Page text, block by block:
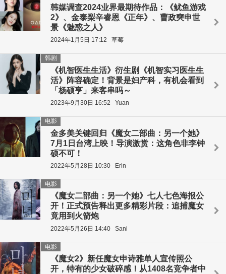
韩媒调查2024业界最期待作品：《鱿鱼游戏
2》、金泰梨辛睿恩《正年》、曹政奭申世
景《魅惑之人》
2024年1月5日 17:12 草莓
《机智医生生活》衍生剧《机智实习医生生
活》阵容确定！背景是妇产科，有机会看到
「杨硕亨」来客串吗～
韩剧
2023年9月30日 16:52 Yuan
金多美关键回归《魔女二部曲：另一个她》
7月1日台湾上映！导演激赏：这角色非李钟
硕不可！
电影
2022年5月28日 10:30 Erin
《魔女二部曲：另一个她》七人七色海报公
开！正式预告释出更多精彩片段：追捕魔女
竟用到火箭炮
电影
2022年5月26日 14:40 Sani
《魔女2》新任魔女申诗雅单人宣传照公
开，特有的少女破碎感！从1408名竞争者中
电影